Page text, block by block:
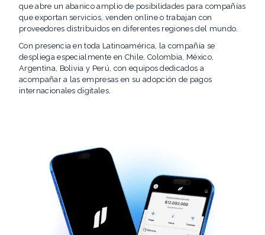
que abre un abanico amplio de posibilidades para compañías
que exportan servicios, venden online o trabajan con
proveedores distribuidos en diferentes regiones del mundo.
Con presencia en toda Latinoamérica, la compañía se
despliega especialmente en Chile, Colombia, México,
Argentina, Bolivia y Perú, con equipos dedicados a
acompañar a las empresas en su adopción de pagos
internacionales digitales.